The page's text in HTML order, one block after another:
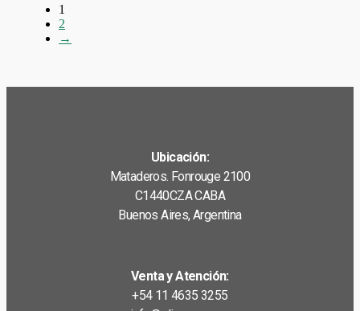
1
2
→
Ubicación:
Mataderos. Fonrouge 2100
C1440CZA CABA
Buenos Aires, Argentina
Venta y Atención:
+54 11 4635 3255